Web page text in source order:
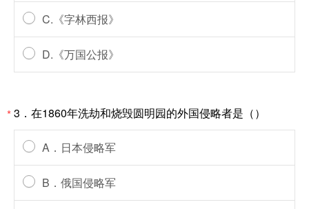
C.《字林西报》
D.《万国公报》
*3．在1860年洗劫和烧毁圆明园的外国侵略者是（）
A．日本侵略军
B．俄国侵略军